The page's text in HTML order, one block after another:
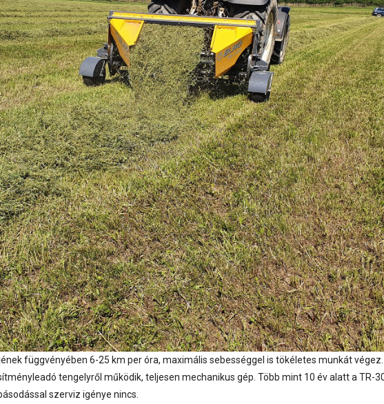
függvényében 6-25 km per óra, maximális sebességgel is tökéletes munkát végez.
tengelyről működik, teljesen mechanikus gép. Több mint 10 év alatt a TR-
szerviz igénye nincs.